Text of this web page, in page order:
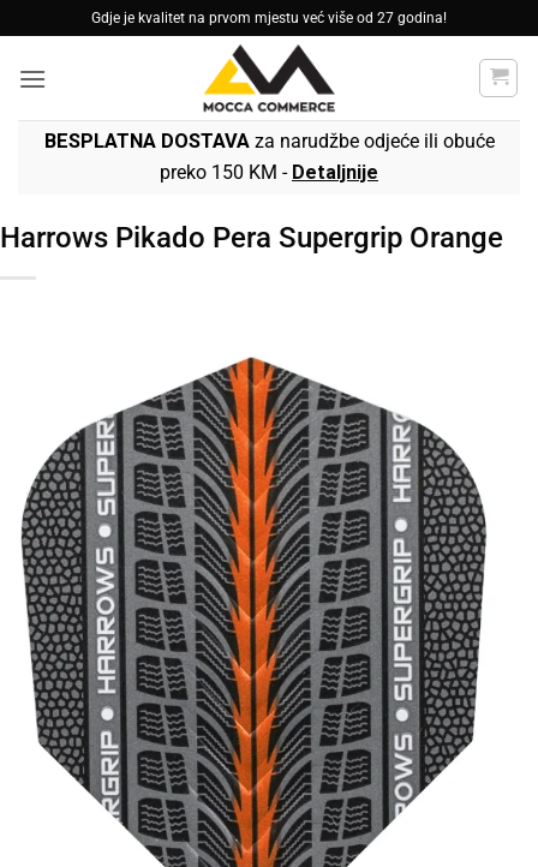
to
content
Gdje je kvalitet na prvom mjestu već više od 27 godina!
BESPLATNA DOSTAVAza narudžbe odjeće ili obuće
preko 150 KM - Detaljnije
Harrows Pikado Pera Supergrip Orange